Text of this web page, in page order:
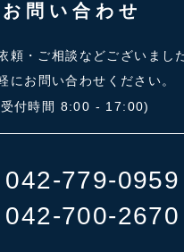
お問い合わせ
頼・ご相談などございまし
にお問い合わせください。
付時間 8:00 - 17:00)
042-779-0959
042-700-2670